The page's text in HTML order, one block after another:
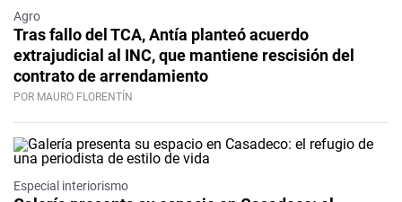
Agro
Tras fallo del TCA, Antía planteó acuerdo
extrajudicial al INC, que mantiene rescisión del
contrato de arrendamiento
POR MAURO FLORENTÍN
Especial interiorismo